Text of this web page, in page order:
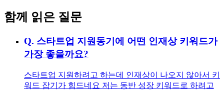
함께 읽은 질문
Q. 스타트업 지원동기에 어떤 인재상 키워드가
가장 좋을까요?
스타트업 지원하려고 하는데 인재상이 나오지 않아서 키
워드 잡기가 힘드네요 저는 동반 성장 키워드로 하려고